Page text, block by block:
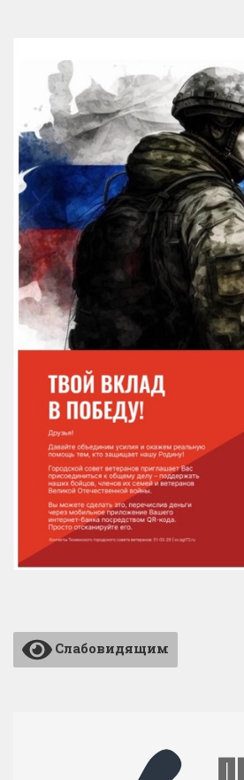
Слабовидящим